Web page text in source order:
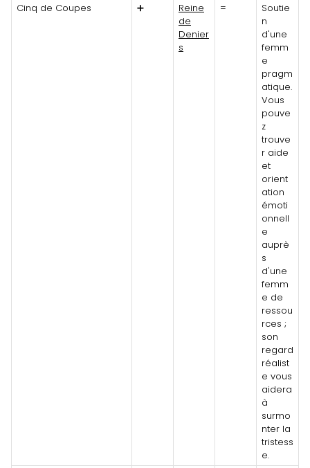
Cinq de Coupes
➕
Reine
de
Denier
s
=
Soutie
n
d'une
femm
e
pragm
atique.
Vous
pouve
z
trouve
r aide
et
orient
ation
émoti
onnell
e
auprè
s
d'une
femm
e de
ressou
rces ;
son
regard
réalist
e vous
aidera
à
surmo
nter la
tristess
e.